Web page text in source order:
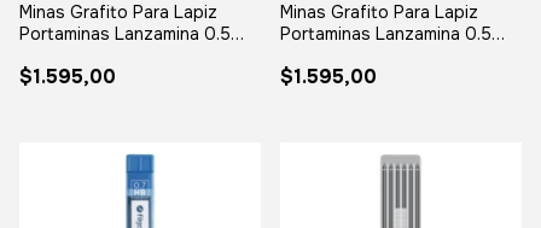
Minas Grafito Para Lapiz
Portaminas Lanzamina 0.5
$1.595,00
Minas Grafito Para Lapiz
Portaminas Lanzamina 0.5
$1.595,00